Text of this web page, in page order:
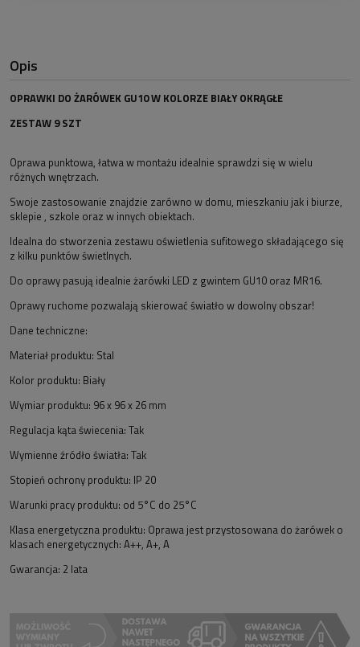
Opis
OPRAWKI DO ŻARÓWEK GU10 W KOLORZE BIAŁY OKRĄGŁE
ZESTAW 9 SZT
Oprawa punktowa, łatwa w montażu idealnie sprawdzi się w wielu
różnych wnętrzach.
Swoje zastosowanie znajdzie zarówno w domu, mieszkaniu jak i biurze,
sklepie , szkole oraz w innych obiektach.
Idealna do stworzenia zestawu oświetlenia sufitowego składającego się
z kilku punktów świetlnych.
Do oprawy pasują idealnie żarówki LED z gwintem GU10 oraz MR16.
Oprawy ruchome pozwalają skierować światło w dowolny obszar!
Dane techniczne:
Materiał produktu: Stal
Kolor produktu: Biały
Wymiar produktu: 96 x 96 x 26 mm
Regulacja kąta świecenia: Tak
Wymienne źródło światła: Tak
Stopień ochrony produktu: IP 20
Warunki pracy produktu: od 5°C do 25°C
Klasa energetyczna produktu: Oprawa jest przystosowana do żarówek o
klasach energetycznych: A++, A+, A
Gwarancja: 2 lata